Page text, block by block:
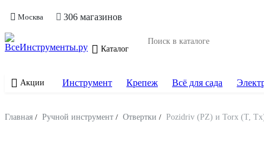
Москва 306 магазинов
Каталог
Акции Инструмент Крепеж Всё для сада
Главная / Ручной инструмент / Отвертки / Pozidriv (PZ) и Torx (T,